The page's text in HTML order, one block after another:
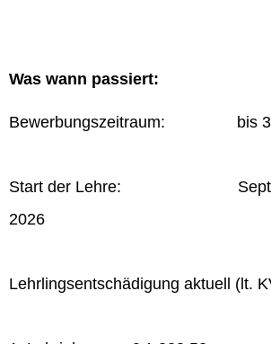
Was wann passiert:
Bewerbungszeitraum: bis 31.
Start der Lehre:
2026
Lehrlingsentschädigung aktuell (lt.